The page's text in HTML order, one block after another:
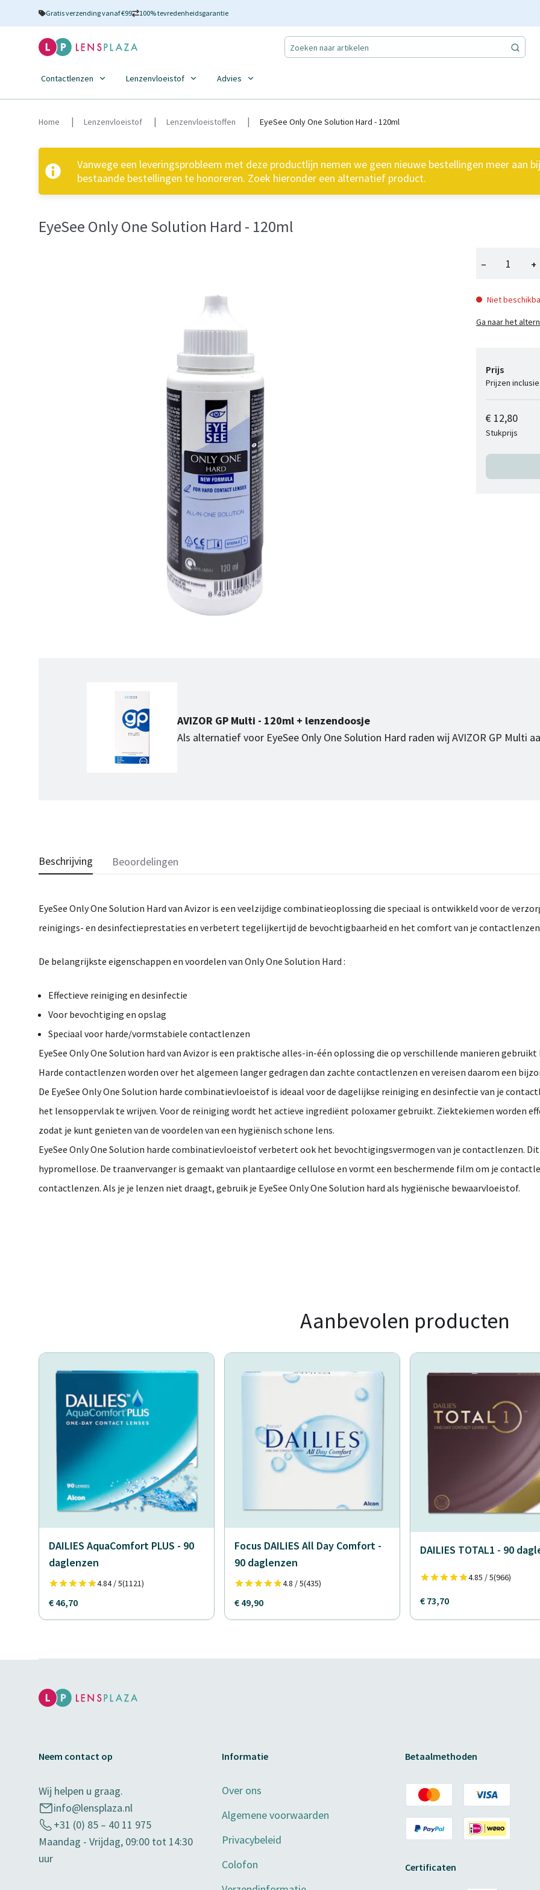
Gratis verzending vanaf €99 100% tevredenheidsgarantie
Contactlenzen Lenzenvloeistof Advies
Home Lenzenvloeistof Lenzenvloeistoffen EyeSee Only One Solution Hard - 120ml
Vanwege een leveringsprobleem met deze productlijn nemen we geen nieuwe bestellingen meer aan
bestaande bestellingen te honoreren. Zoek hieronder een alternatief product.
EyeSee Only One Solution Hard - 120ml
− +
Niet
Ga naar het
Prijs
Prijzen
€ 12,80
Stukprijs
AVIZOR GP Multi - 120ml + lenzendoosje
Als alternatief voor EyeSee Only One Solution Hard raden wij AVIZOR GP Multi
Beschrijving
EyeSee Only One Solution Hard van Avizor is een veelzijdige combinatieoplossing die speciaal is ontwikkeld voor de
reinigings- en desinfectieprestaties en verbetert tegelijkertijd de bevochtigbaarheid en het comfort van je
De belangrijkste eigenschappen en voordelen van Only One Solution Hard :
Effectieve reiniging en desinfectie
Voor bevochtiging en opslag
Speciaal voor harde/vormstabiele contactlenzen
EyeSee Only One Solution hard van Avizor is een praktische alles-in-één oplossing die op verschillende manieren
Harde contactlenzen worden over het algemeen langer gedragen dan zachte contactlenzen en vereisen daarom een
De EyeSee Only One Solution harde combinatievloeistof is ideaal voor de dagelijkse reiniging en desinfectie van je
het lensoppervlak te wrijven. Voor de reiniging wordt het actieve ingrediënt poloxamer gebruikt. Ziektekiemen worden
zodat je kunt genieten van de voordelen van een hygiënisch schone lens.
EyeSee Only One Solution harde combinatievloeistof verbetert ook het bevochtigingsvermogen van je contactlenzen.
hypromellose. De traanvervanger is gemaakt van plantaardige cellulose en vormt een beschermende film om je
contactlenzen. Als je je lenzen niet draagt, gebruik je EyeSee Only One Solution hard als hygiënische bewaarvloeistof.
Beoordelingen
Aanbevolen producten
DAILIES AquaComfort PLUS - 90
daglenzen
4.84 / 5(1121)
€ 46,70
Focus DAILIES All Day Comfort -
90 daglenzen
4.8 / 5(435)
€ 49,90
DAILIES TOTAL1 - 90
4.85 / 5(966)
€ 73,70
Neem contact op
Wij helpen u graag.
info@lensplaza.nl
+31 (0) 85 – 40 11 975
Maandag - Vrijdag, 09:00 tot 14:30
uur
Informatie
Over ons
Algemene voorwaarden
Privacybeleid
Colofon
Betaalmethoden
Certificaten